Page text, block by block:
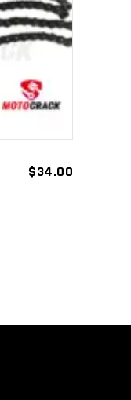
$34.00